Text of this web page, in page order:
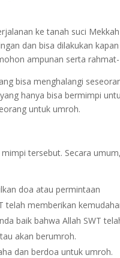
ke tanah suci
dan bisa dilakukan kapan
ampunan serta
bisa menghalangi
hanya bisa bermimpi
untuk umroh.
tersebut. Secara umum,
doa atau permintaan
telah memberikan
baik bahwa Allah SWT
akan berumroh.
dan berdoa untuk umroh.